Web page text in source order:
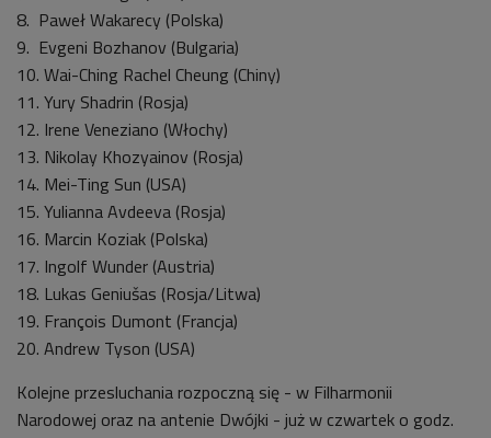
8. Paweł Wakarecy (Polska)
9. Evgeni Bozhanov (Bulgaria)
10. Wai-Ching Rachel Cheung (Chiny)
11. Yury Shadrin (Rosja)
12. Irene Veneziano (Włochy)
13. Nikolay Khozyainov (Rosja)
14. Mei-Ting Sun (USA)
15. Yulianna Avdeeva (Rosja)
16. Marcin Koziak (Polska)
17. Ingolf Wunder (Austria)
18. Lukas Geniušas (Rosja/Litwa)
19. François Dumont (Francja)
20. Andrew Tyson (USA)
Kolejne przesluchania rozpoczną się - w Filharmonii
Narodowej oraz na antenie Dwójki - już w czwartek o godz.